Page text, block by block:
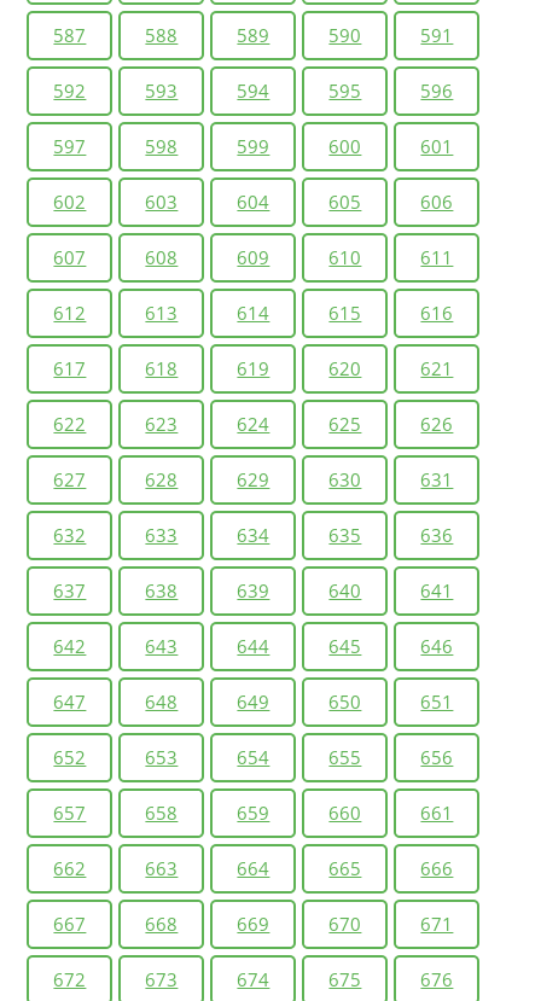
587 588 589 590 591
592 593 594 595 596
597 598 599 600 601
602 603 604 605 606
607 608 609 610 611
612 613 614 615 616
617 618 619 620 621
622 623 624 625 626
627 628 629 630 631
632 633 634 635 636
637 638 639 640 641
642 643 644 645 646
647 648 649 650 651
652 653 654 655 656
657 658 659 660 661
662 663 664 665 666
667 668 669 670 671
672 673 674 675 676